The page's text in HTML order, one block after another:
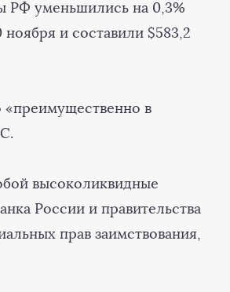
РФ уменьшились на 0,3%
и составили $583,2
«преимущественно в
высоколиквидные
России и правительства
прав заимствования,